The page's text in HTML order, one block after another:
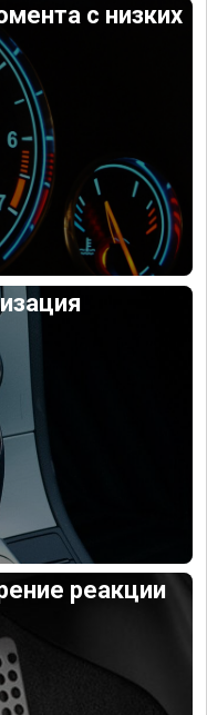
с низких
реакции